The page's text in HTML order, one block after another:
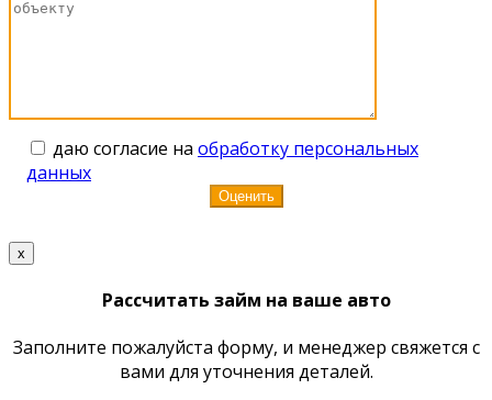
даю согласие на обработку персональных
данных
x
Рассчитать займ на ваше авто
Заполните пожалуйста форму, и менеджер свяжется с
вами для уточнения деталей.